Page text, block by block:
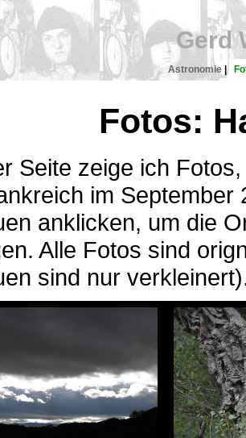
Gerd
Astronomie|
Fotos:
Seite zeige ich
im
anklicken, um die
Alle Fotos sind
sind nur